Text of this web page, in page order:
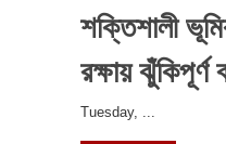
শক্তিশালী
রক্ষায় ঝুঁকিপূর্ণ
‎Tuesday, ...